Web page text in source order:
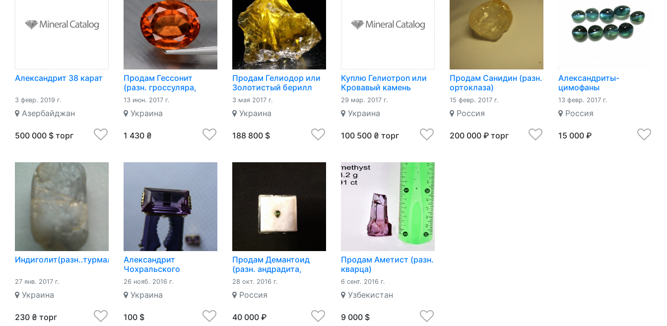
Александрит 38 карат
3 февр. 2019 г.
Азербайджан
500 000 $ торг
Продам Гессонит
(разн. гроссуляра,
груп. гранатов)2.12Ct
13 июн. 2017 г.
Украина
1 430 ₴
Продам Гелиодор или
Золотистый берилл
(разн. берилла)
3 мая 2017 г.
Украина
188 800 $
Куплю Гелиотроп или
Кровавый камень
(разн. халцедона)
29 мар. 2017 г.
Украина
100 500 ₴ торг
Продам Санидин (разн.
ортоклаза)
15 февр. 2017 г.
Россия
200 000 ₽ торг
Александриты-
цимофаны
13 февр. 2017 г.
Россия
15 000 ₽
Индиголит(разн..турмалина)
27 янв. 2017 г.
Украина
230 ₴ торг
Александрит
Чохральского
26 нояб. 2016 г.
Украина
100 $
Продам Демантоид
(разн. андрадита,
группа граната)
28 окт. 2016 г.
Россия
40 000 ₽
Продам Аметист (разн.
кварца)
6 сент. 2016 г.
Узбекистан
9 000 $